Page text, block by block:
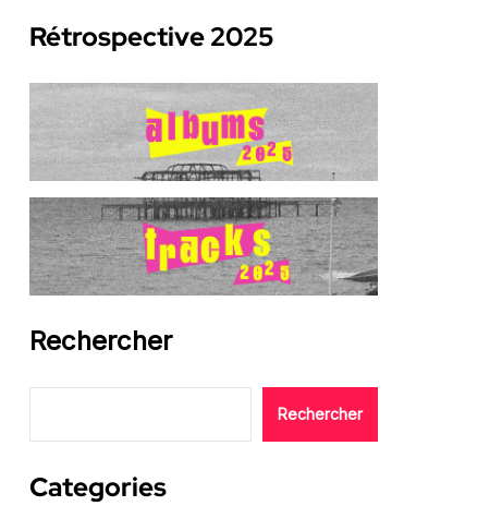
Rétrospective 2025
Rechercher
Rechercher
Categories